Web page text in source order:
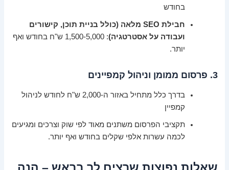
בחודש
חבילת SEO מלאה (כולל בניית תוכן, קישורים
ועבודה על אסטרטגיה)
: 1,500-5,000 ש"ח בחודש ואף
יותר.
3. פרסום ממומן וניהול קמפיינים
בדרך כלל מתחיל באזור ה-2,000 ש"ח לחודש לניהול
קמפיין
תקציבי הפרסום משתנים מאוד לפי שוק וצרכים ומגיעים
לכמה עשרות אלפי שקלים בחודש ואף יותר.